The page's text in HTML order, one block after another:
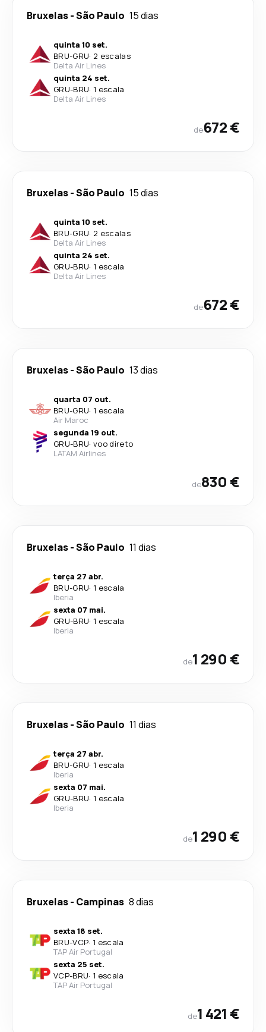
Bruxelas-São Paulo 15 dias
quinta 10 set.
BRU-GRU· 2 escalas
Delta Air Lines
quinta 24 set.
GRU-BRU· 1 escala
Delta Air Lines
de672 €
Bruxelas-São Paulo 15 dias
quinta 10 set.
BRU-GRU· 2 escalas
Delta Air Lines
quinta 24 set.
GRU-BRU· 1 escala
Delta Air Lines
de672 €
Bruxelas-São Paulo 13 dias
quarta 07 out.
BRU-GRU· 1 escala
Air Maroc
segunda 19 out.
GRU-BRU· voo direto
LATAM Airlines
de830 €
Bruxelas-São Paulo 11 dias
terça 27 abr.
BRU-GRU· 1 escala
Iberia
sexta 07 mai.
GRU-BRU· 1 escala
Iberia
de1 290 €
Bruxelas-São Paulo 11 dias
terça 27 abr.
BRU-GRU· 1 escala
Iberia
sexta 07 mai.
GRU-BRU· 1 escala
Iberia
de1 290 €
Bruxelas- Campinas 8 dias
sexta 18 set.
BRU-VCP· 1 escala
TAP Air Portugal
sexta 25 set.
VCP-BRU· 1 escala
TAP Air Portugal
de1 421 €